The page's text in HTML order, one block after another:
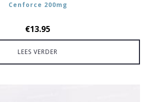
Cenforce 200mg
€13.95
LEES VERDER